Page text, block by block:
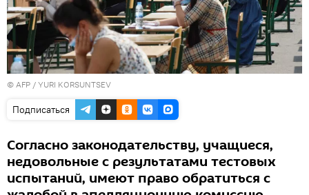
© AFP / YURI KORSUNTSEV
Подписаться
Согласно законодательству, учащиеся,
недовольные с результатами тестовых
испытаний, имеют право обратиться с